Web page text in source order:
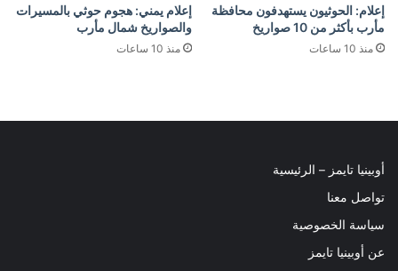
إعلام: الحوثيون يستهدفون محافظة
مأرب بأكثر من 10 صواريخ
منذ 10 ساعات
إعلام يمني: هجوم حوثي بالمسيرات
والصواريخ شمال مأرب
منذ 10 ساعات
أوبينيا تايمز – الرئيسية
تواصل معنا
سياسة الخصوصية
عن أوبينيا تايمز